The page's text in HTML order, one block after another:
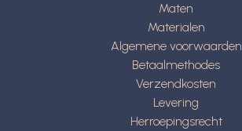
Maten
Materialen
Algemene voorwaarden
Betaalmethodes
Verzendkosten
Levering
Herroepingsrecht